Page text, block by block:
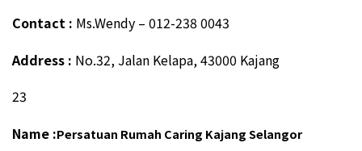
Contact : Ms.Wendy – 012-238 0043
Address : No.32, Jalan Kelapa, 43000 Kajang
23
Name :Persatuan Rumah Caring Kajang Selangor